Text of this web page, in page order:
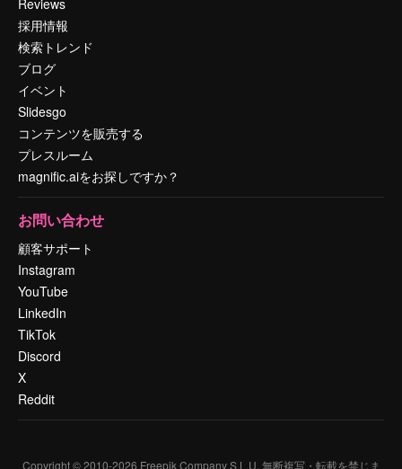
Reviews
採用情報
検索トレンド
ブログ
イベント
Slidesgo
コンテンツを販売する
プレスルーム
magnific.aiをお探しですか？
お問い合わせ
顧客サポート
Instagram
YouTube
LinkedIn
TikTok
Discord
X
Reddit
Copyright © 2010-2026 Freepik Company S.L.U. 無断複写・転載を禁じま